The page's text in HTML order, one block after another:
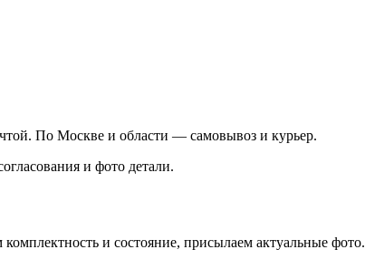
По Москве и области — самовывоз и курьер.
и фото детали.
и состояние, присылаем актуальные фото.